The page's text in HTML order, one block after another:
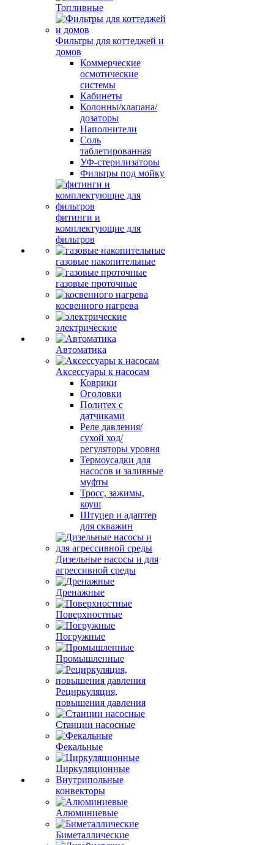
Топливные
Фильтры для коттеджей и
домов
Коммерческие
осмотические
системы
Кабинеты
Колонны/клапана/
дозаторы
Наполнители
Соль
таблетированная
УФ-стерилизаторы
Фильтры под мойку
фитинги и
комплектующие для
фильтров
газовые накопительные
газовые проточные
косвенного нагрева
электрические
Автоматика
Аксессуары к насосам
Коврики
Оголовки
Политех с
датчиками
Реле давления/
сухой ход/
регуляторы уровня
Термоусадки для
насосов и заливные
муфты
Тросс, зажимы,
коуш
Штуцер и адаптер
для скважин
Дизельные насосы и для
агрессивной среды
Дренажные
Поверхностные
Погружные
Промышленные
Рециркуляция,
повышения давления
Станции насосные
Фекальные
Циркуляционные
Внутрипольные
конвекторы
Алюминиевые
Биметаллические